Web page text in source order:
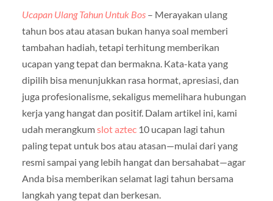
Ucapan Ulang Tahun Untuk Bos– Merayakan ulang
tahun bos atau atasan bukan hanya soal memberi
tambahan hadiah, tetapi terhitung memberikan
ucapan yang tepat dan bermakna. Kata-kata yang
dipilih bisa menunjukkan rasa hormat, apresiasi, dan
juga profesionalisme, sekaligus memelihara hubungan
kerja yang hangat dan positif. Dalam artikel ini, kami
udah merangkumslot aztec10 ucapan lagi tahun
paling tepat untuk bos atau atasan—mulai dari yang
resmi sampai yang lebih hangat dan bersahabat—agar
Anda bisa memberikan selamat lagi tahun bersama
langkah yang tepat dan berkesan.